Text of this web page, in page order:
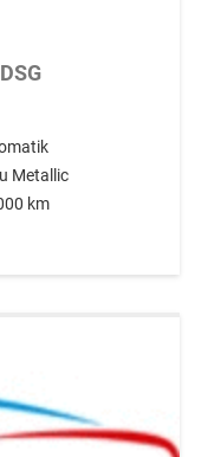
Metallic
km